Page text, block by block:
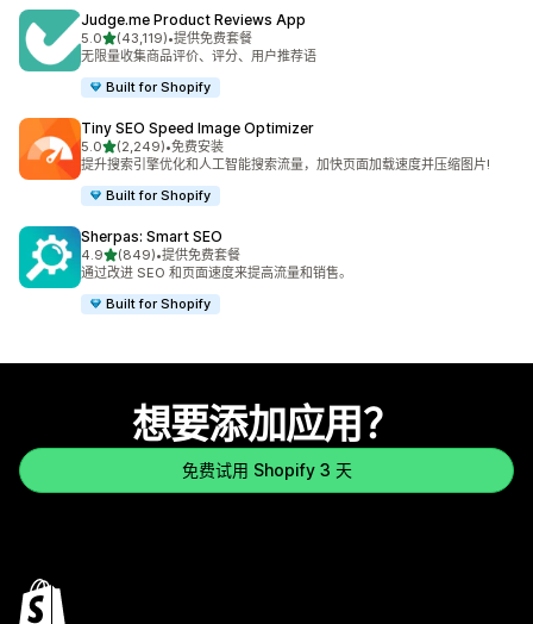
Judge.me Product Reviews App
5.0星（满分 5 星）
(43,119)
总共 43119 条评论
•提供免费套餐
无限量收集商品评价、评分、用户推荐语
Built for Shopify
Tiny SEO Speed Image Optimizer
5.0星（满分 5 星）
(2,249)
总共 2249 条评论
•免费安装
提升搜索引擎优化和人工智能搜索流量，加快页面加载速度并压缩图片!
Built for Shopify
Sherpas: Smart SEO
4.9星（满分 5 星）
(849)
总共 849 条评论
•提供免费套餐
通过改进 SEO 和页面速度来提高流量和销售。
Built for Shopify
想要添加应用？
免费试用 Shopify 3 天